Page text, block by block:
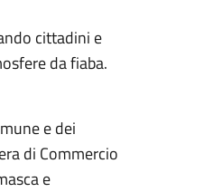
cittadini e
da fiaba.
e dei
di Commercio
e